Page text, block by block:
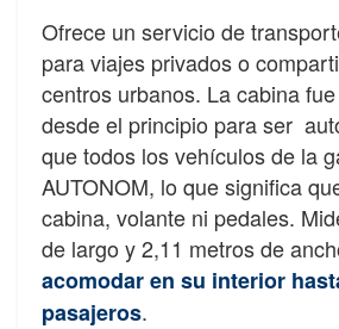
Ofrece un servicio de
para viajes privados o
centros urbanos. La cabina
desde el principio para ser
que todos los vehículos de la
AUTONOM, lo que significa
cabina, volante ni pedales.
de largo y 2,11 metros de
acomodar en su interior
pasajeros.